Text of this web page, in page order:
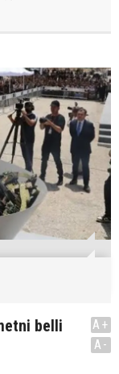
belli
A+
A-